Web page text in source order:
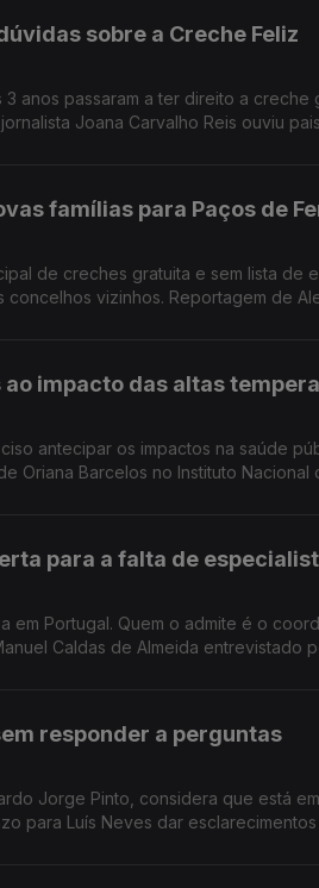
sobre a Creche Feliz
anos passaram a ter direito a
Joana Carvalho Reis ouviu
famílias para Paços de
de creches gratuita e sem lista de
concelhos vizinhos. Reportagem de
ao impacto das altas
na saúde pública para poder, assim, avançar
Reportagem de Oriana Barcelos no
para a falta de
em Portugal. Quem o admite é o
para Demências. Manuel Caldas de Almeida
responder a perguntas
Jorge Pinto, considera que está
para Luís Neves dar